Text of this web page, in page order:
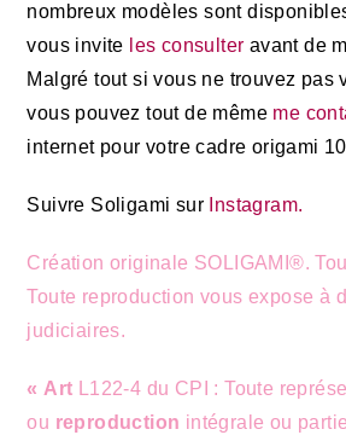
nombreux modèles sont
vous invite les consulter avant de
Malgré tout si vous ne trouvez pas
vous pouvez tout de même me
internet pour votre cadre origami
Suivre Soligami sur Instagram.
Création originale SOLIGAMI®.
Toute reproduction vous expose à
judiciaires.
« Art L122-4 du CPI : Toute
ou reproduction intégrale ou